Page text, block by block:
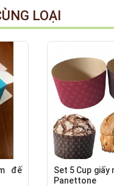
LOẠI
đế
Set 5 Cup giấy
Panettone